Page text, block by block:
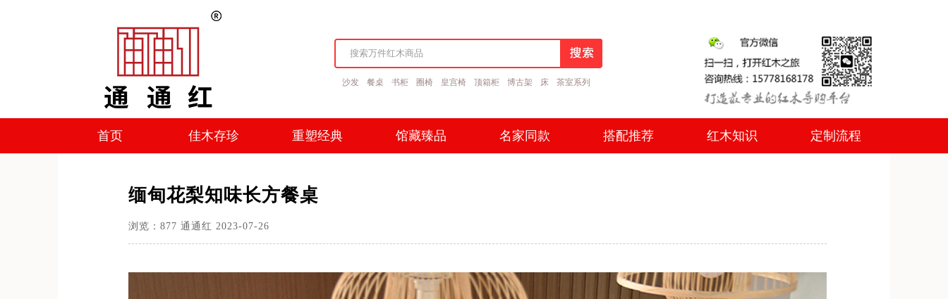
沙发 餐桌 书柜 圈椅 皇宫椅 顶箱柜 博古架 床 茶室系列
首页
首页
佳木存珍
佳木存珍
重塑经典 馆藏臻品 名家同款 搭配推荐 红木知识
红木知识
定制流程
定制流程
缅甸花梨知味长方餐桌
浏览： 877 通通红 2023-07-26